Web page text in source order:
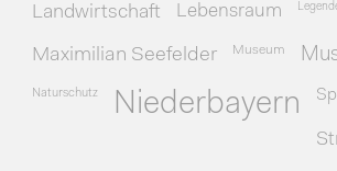
Landwirtschaft Lebensraum
Maximilian Seefelder Museum
Naturschutz Niederbayern